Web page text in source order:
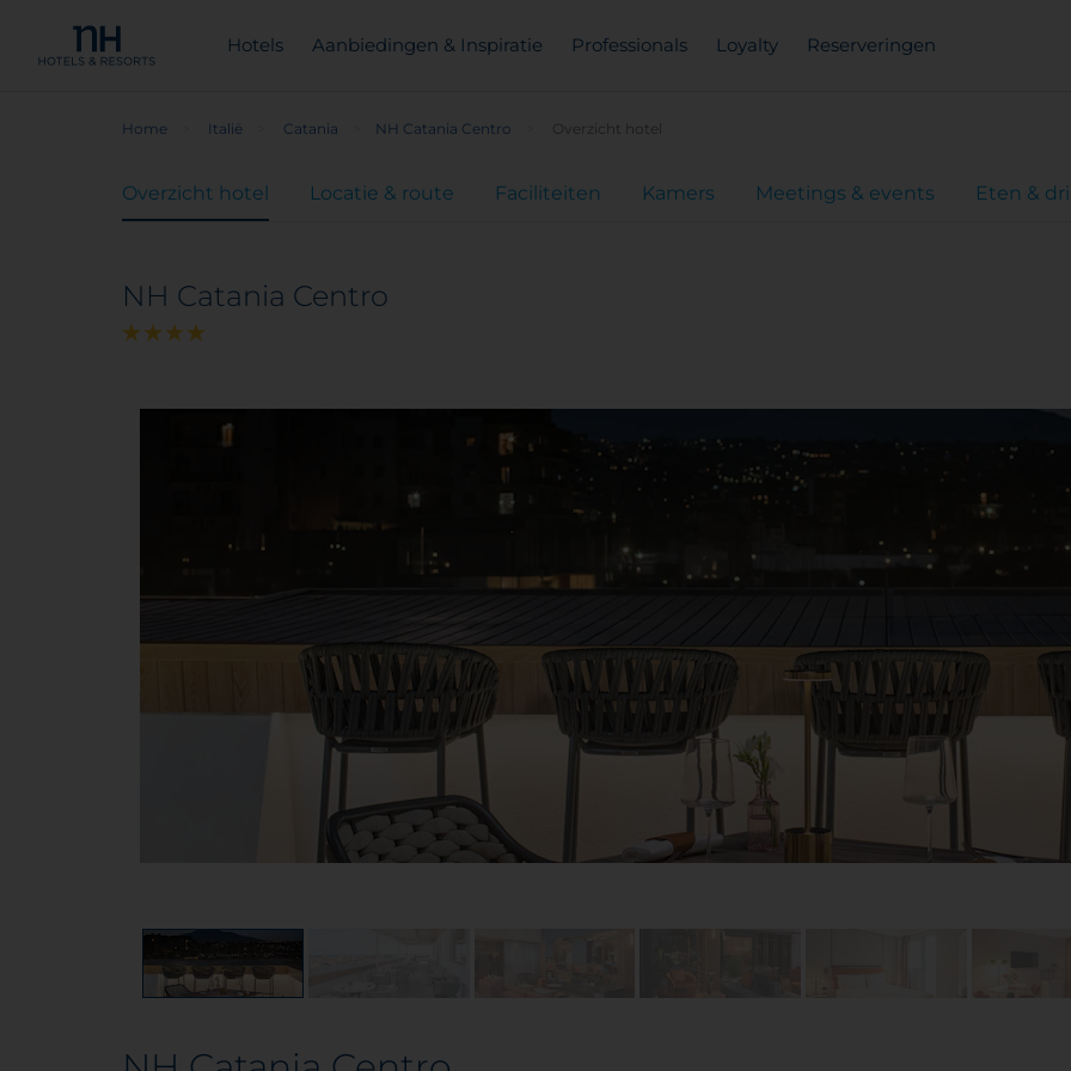
Hotels Aanbiedingen & Inspiratie Professionals Loyalty Reserveringen
Home Italië Catania NH Catania Centro Overzicht hotel
Overzicht hotel Locatie & route Faciliteiten Kamers Meetings & events Eten &
NH Catania Centro